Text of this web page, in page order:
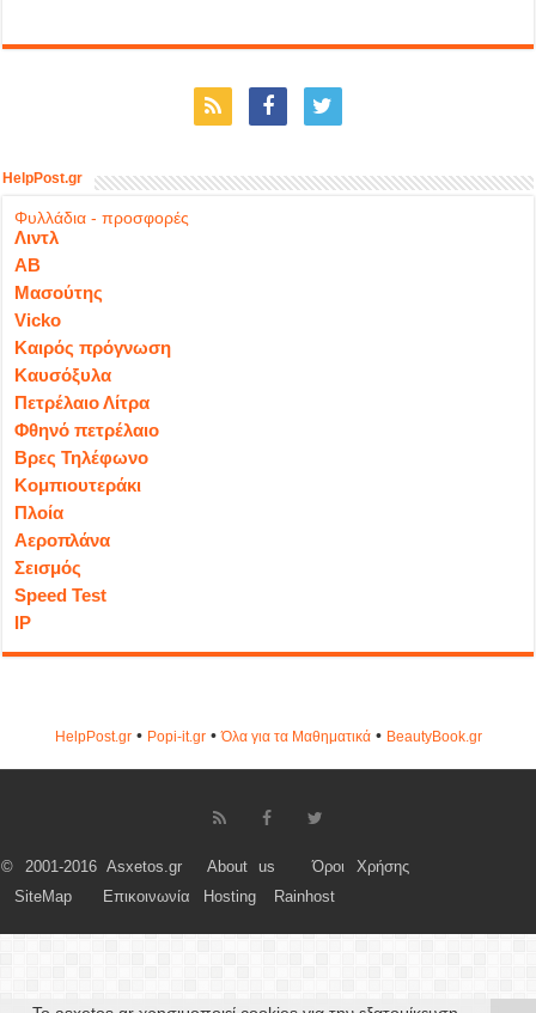
HelpPost.gr
Φυλλάδια - προσφορές
Λιντλ
ΑΒ
Μασούτης
Vicko
Καιρός πρόγνωση
Καυσόξυλα
Πετρέλαιο Λίτρα
Φθηνό πετρέλαιο
Βρες Τηλέφωνο
Κομπιουτεράκι
Πλοία
Αεροπλάνα
Σεισμός
Speed Test
IP
HelpPost.gr• Popi-it.gr•Όλα για τα Μαθηματικά• ΒeautyΒook.gr
© 2001-2016 Asxetos.gr About us
Όροι Χρήσης
SiteMap
Επικοινωνία Hosting Rainhost